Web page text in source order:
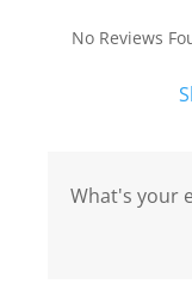
No Reviews
What's your